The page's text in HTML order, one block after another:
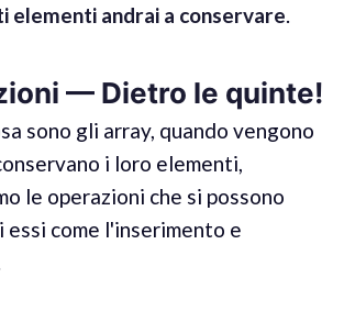
elementi andrai a conservare.
ioni — Dietro le quinte!
sono gli array, quando vengono
i loro elementi,
le operazioni che si possono
essi come l'inserimento e